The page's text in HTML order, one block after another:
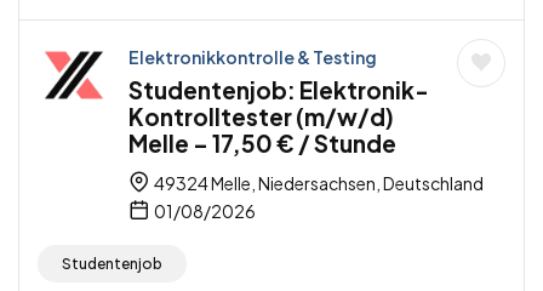
Elektronikkontrolle & Testing
Studentenjob: Elektronik-
Kontrolltester (m/w/d)
Melle – 17,50 € / Stunde
49324 Melle, Niedersachsen, Deutschland
01/08/2026
Studentenjob